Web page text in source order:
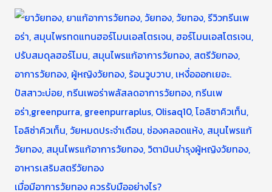
เมื่อมีอาการวัยทอง ควรรับมืออย่างไร?